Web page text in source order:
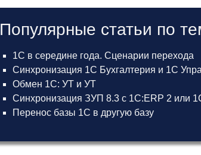
Популярные статьи по
1С в середине года. Сценарии перехода
Синхронизация 1С Бухгалтерия и 1С
Обмен 1С: УТ и УТ
Синхронизация ЗУП 8.3 с 1С:ERP 2 или
Перенос базы 1С в другую базу